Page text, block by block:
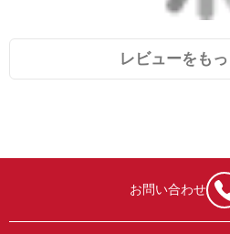
レビューをも
お問い合わせ